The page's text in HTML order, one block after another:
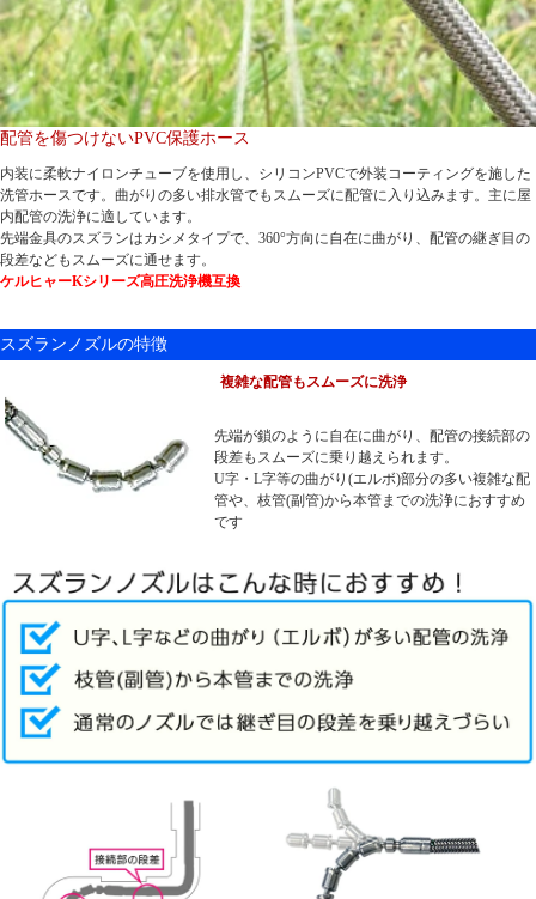
配管を傷つけないPVC保護ホース
内装に柔軟ナイロンチューブを使用し、シリコンPVCで外装コーティングを施した
洗管ホースです。曲がりの多い排水管でもスムーズに配管に入り込みます。主に屋
内配管の洗浄に適しています。
先端金具のスズランはカシメタイプで、360°方向に自在に曲がり、配管の継ぎ目の
段差などもスムーズに通せます。
ケルヒャーKシリーズ高圧洗浄機互換
スズランノズルの特徴
複雑な配管もスムーズに洗浄
先端が鎖のように自在に曲がり、配管の接続部の
段差もスムーズに乗り越えられます。
U字・L字等の曲がり(エルボ)部分の多い複雑な配
管や、枝管(副管)から本管までの洗浄におすすめ
です